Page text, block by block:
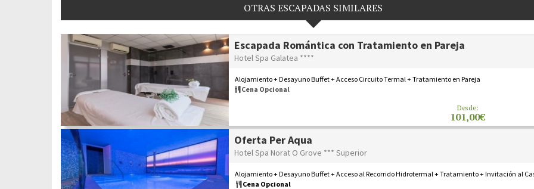
OTRAS ESCAPADAS SIMILARES
Escapada Romántica con Tratamiento en Pareja
Hotel Spa Galatea ****
Alojamiento + Desayuno Buffet + Acceso Circuito Termal + Tratamiento en Pareja
Cena Opcional
Desde:
101,00€
Oferta Per Aqua
Hotel Spa Norat O Grove *** Superior
Alojamiento + Desayuno Buffet + Acceso al Recorrido Hidrotermal + Tratamiento + Invitación al
Cena Opcional